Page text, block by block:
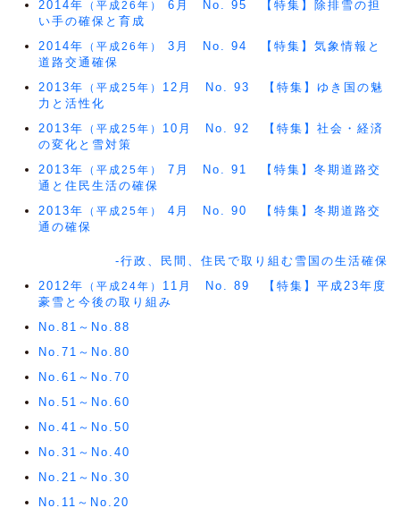
2014年
（平成26年）
6月 No. 95 【特集】除排雪の担
い手の確保と育成
2014年
（平成26年）
3月 No. 94 【特集】気象情報と
道路交通確保
2013年
（平成25年） 12月 No. 93 【特集】ゆき国の魅
力と活性化
2013年
（平成25年） 10月 No. 92 【特集】社会・経済
の変化と雪対策
2013年
（平成25年）
7月 No. 91 【特集】冬期道路交
通と住民生活の確保
2013年
（平成25年）
4月 No. 90 【特集】冬期道路交
通の確保
-行政、民間、住民で取り組む雪国の生活確保
2012年
（平成24年） 11月 No. 89 【特集】平成23年度
豪雪と今後の取り組み
No.81～No.88
No.71～No.80
No.61～No.70
No.51～No.60
No.41～No.50
No.31～No.40
No.21～No.30
No.11～No.20